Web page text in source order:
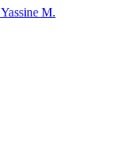
Yassine M.